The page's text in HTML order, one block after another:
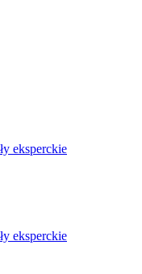
eksperckie
eksperckie